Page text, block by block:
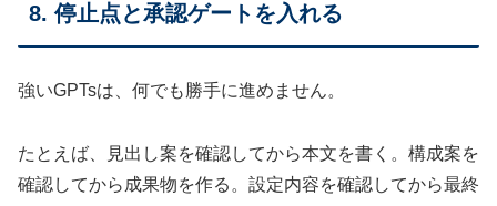
8. 停止点と承認ゲートを入れる
強いGPTsは、何でも勝手に進めません。
たとえば、見出し案を確認してから本文を書く。構成案を
確認してから成果物を作る。設定内容を確認してから最終